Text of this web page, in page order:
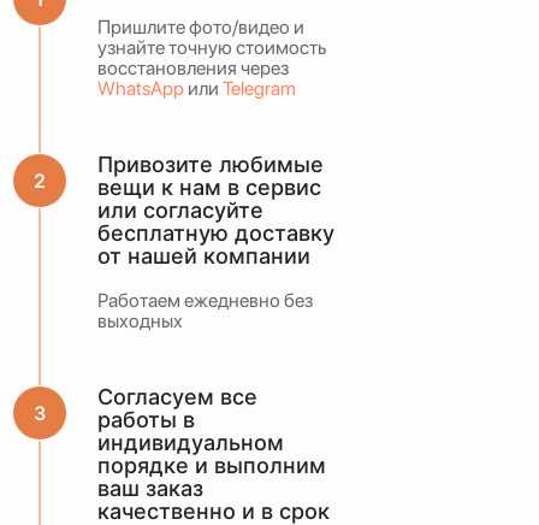
Пришлите фото/видео и
узнайте точную стоимость
восстановления через
WhatsApp или Telegram
Привозите любимые
вещи к нам в сервис
или согласуйте
бесплатную доставку
от нашей компании
Работаем ежедневно без
выходных
Согласуем все
работы в
индивидуальном
порядке и выполним
ваш заказ
качественно и в срок
или оценить по WhatsApp